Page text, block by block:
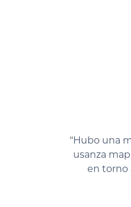
“Hubo una
usanza
en torno